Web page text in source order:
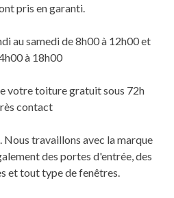
pris en garanti.
au samedi de 8h00 à 12h00 et
à 18h00
votre toiture gratuit sous 72h
contact
Nous travaillons avec la marque
des portes d'entrée, des
et tout type de fenêtres.